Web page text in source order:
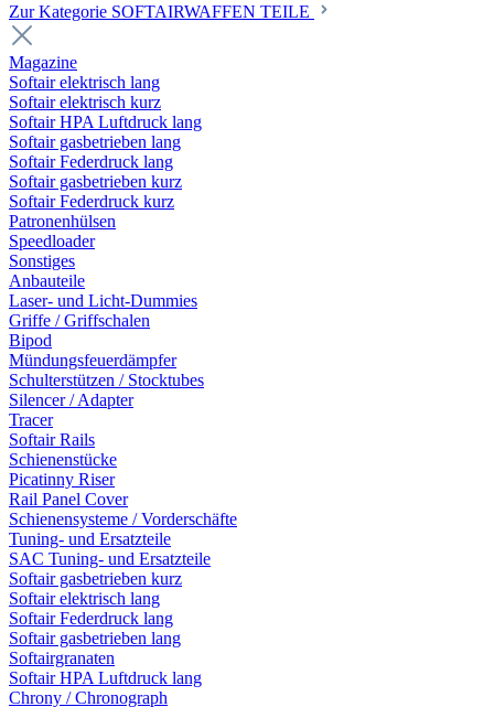
Zur Kategorie SOFTAIRWAFFEN TEILE
Magazine
Softair elektrisch lang
Softair elektrisch kurz
Softair HPA Luftdruck lang
Softair gasbetrieben lang
Softair Federdruck lang
Softair gasbetrieben kurz
Softair Federdruck kurz
Patronenhülsen
Speedloader
Sonstiges
Anbauteile
Laser- und Licht-Dummies
Griffe / Griffschalen
Bipod
Mündungsfeuerdämpfer
Schulterstützen / Stocktubes
Silencer / Adapter
Tracer
Softair Rails
Schienenstücke
Picatinny Riser
Rail Panel Cover
Schienensysteme / Vorderschäfte
Tuning- und Ersatzteile
SAC Tuning- und Ersatzteile
Softair gasbetrieben kurz
Softair elektrisch lang
Softair Federdruck lang
Softair gasbetrieben lang
Softairgranaten
Softair HPA Luftdruck lang
Chrony / Chronograph